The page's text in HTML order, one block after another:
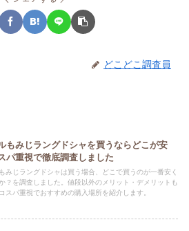
どこどこ調査員
もみじラングドシャを買うならどこが安
パ重視で徹底調査しました
みじラングドシャは買う場合、どこで買うのが一番安く
？を調査しました。値段以外のメリット・デメリットも
スパ重視でおすすめの購入場所を紹介します。